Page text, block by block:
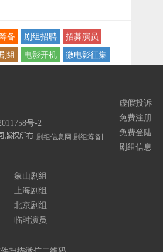
备 剧组招聘
招募演员
组 电影开机 微电影征集
号-2
剧组信息网 剧组筹备网
虚假投诉
免费注册
免费登陆
剧组信息
象山剧组
上海剧组
北京剧组
临时演员